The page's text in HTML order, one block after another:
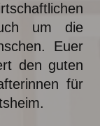
um die
Euer
den guten
für